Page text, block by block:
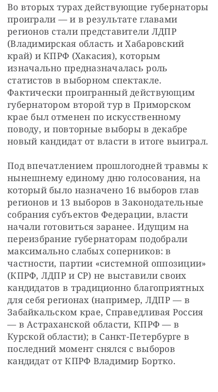
Во вторых турах действующие губернаторы
проиграли — и в результате главами
регионов стали представители ЛДПР
(Владимирская область и Хабаровский
край) и КПРФ (Хакасия), которым
изначально предназначалась роль
статистов в выборном спектакле.
Фактически проигранный действующим
губернатором второй тур в Приморском
крае был отменен по искусственному
поводу, и повторные выборы в декабре
новый кандидат от власти в итоге выиграл.
Под впечатлением прошлогодней травмы к
нынешнему единому дню голосования, на
который было назначено 16 выборов глав
регионов и 13 выборов в Законодательные
собрания субъектов Федерации, власти
начали готовиться заранее. Идущим на
переизбрание губернаторам подобрали
максимально слабых соперников: в
частности, партии «системной оппозиции»
(КПРФ, ЛДПР и СР) не выставили своих
кандидатов в традиционно благоприятных
для себя регионах (например, ЛДПР — в
Забайкальском крае, Справедливая Россия
— в Астраханской области, КПРФ — в
Курской области); в Санкт-Петербурге в
последний момент снялся с выборов
кандидат от КПРФ Владимир Бортко.